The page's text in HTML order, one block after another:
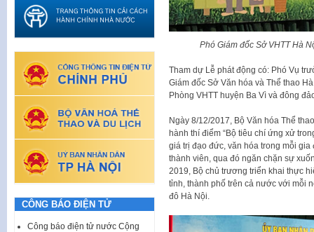
Phó Giám đốc Sở VHTT Hà
Tham dự Lễ phát động có: Phó Vụ
Giám đốc Sở Văn hóa và Thể thao
Phòng VHTT huyện Ba Vì và đông
Ngày 8/12/2017, Bộ Văn hóa Thể
hành thí điểm “Bộ tiêu chí ứng xử
giá trị đạo đức, văn hóa trong mỗi
thành viên, qua đó ngăn chặn sự
2019, Bộ chủ trương triển khai thực
tỉnh, thành phố trên cả nước với mỗi
đô Hà Nội.
CÔNG BÁO ĐIỆN TỬ
Công báo điện tử nước Cộng